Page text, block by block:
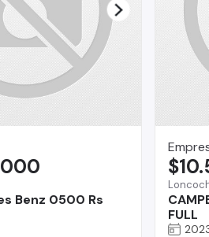
Benz 0500 Rs
FULL